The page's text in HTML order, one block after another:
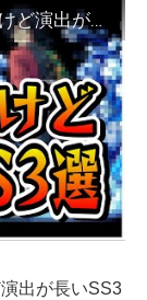
【モンスト】最高にカッコいいSSだけど演出が長いSS3選 再コラボを期待したいキャラクター達
出が長いSS3